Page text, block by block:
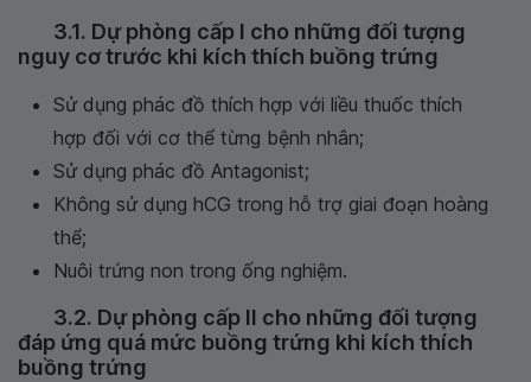
3.1. Dự phòng cấp I cho những đối tượng
nguy cơ trước khi kích thích buồng trứng
Sử dụng phác đồ thích hợp với liều thuốc thích
hợp đối với cơ thể từng bệnh nhân;
Sử dụng phác đồ Antagonist;
Không sử dụng hCG trong hỗ trợ giai đoạn hoàng
thể;
Nuôi trứng non trong ống nghiệm.
3.2. Dự phòng cấp II cho những đối tượng
đáp ứng quá mức buồng trứng khi kích thích
buồng trứng